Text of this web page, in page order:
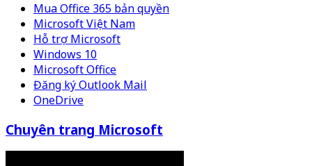
Mua Office 365 bản quyền
Microsoft Việt Nam
Hỗ trợ Microsoft
Windows 10
Microsoft Office
Đăng ký Outlook Mail
OneDrive
Chuyên trang Microsoft